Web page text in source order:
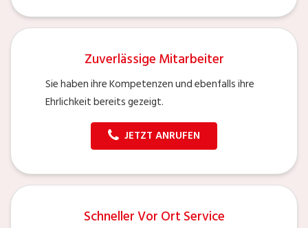
Zuverlässige Mitarbeiter
Sie haben ihre Kompetenzen und ebenfalls ihre
Ehrlichkeit bereits gezeigt.
JETZT ANRUFEN
Schneller Vor Ort Service